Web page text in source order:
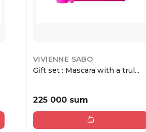
VIVIENNE SABO
Gift set : Mascara with a trul...
225 000 sum